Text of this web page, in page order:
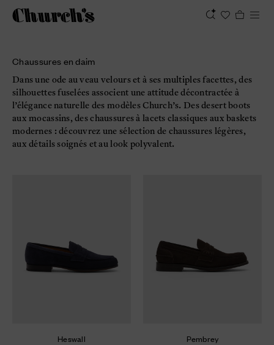
Chaussures en daim
Dans une ode au veau velours et à ses multiples facettes, des
silhouettes fuselées associent une attitude décontractée à
l’élégance naturelle des modèles Church’s. Des desert boots
aux mocassins, des chaussures à lacets classiques aux baskets
modernes : découvrez une sélection de chaussures légères,
aux détails soignés et au look polyvalent.
Heswall
Pembrey